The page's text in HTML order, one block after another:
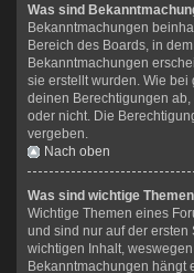
Was sind
Bekanntmachungen
Bereich des Boards, in
Bekanntmachungen
sie erstellt wurden. Wie
deinen Berechtigungen
oder nicht. Die
vergeben.
Nach oben
Was sind wichtige
Wichtige Themen eines
und sind nur auf der
wichtigen Inhalt,
Bekanntmachungen hängt